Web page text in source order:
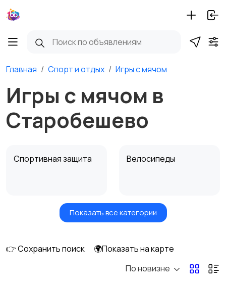
Главная Спорт и отдых Игры с мячом
Игры с мячом в
Старобешево
Спортивная защита Велосипеды
Самокаты и
Водные виды спорта
Показать все категории
👉 Сохранить поиск
🌍Показать на карте
По новизне